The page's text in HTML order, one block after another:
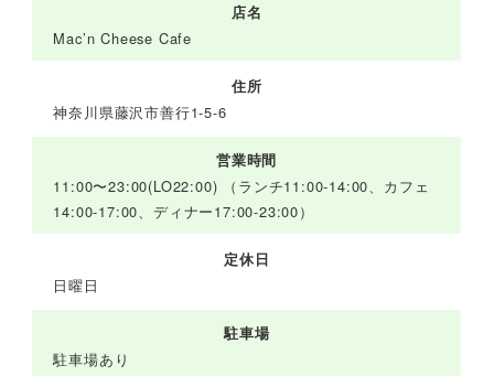
店名
Mac’n Cheese Cafe
住所
神奈川県藤沢市善行1-5-6
営業時間
11:00〜23:00(LO22:00) （ランチ11:00-14:00、カフェ
14:00-17:00、ディナー17:00-23:00）
定休日
日曜日
駐車場
駐車場あり